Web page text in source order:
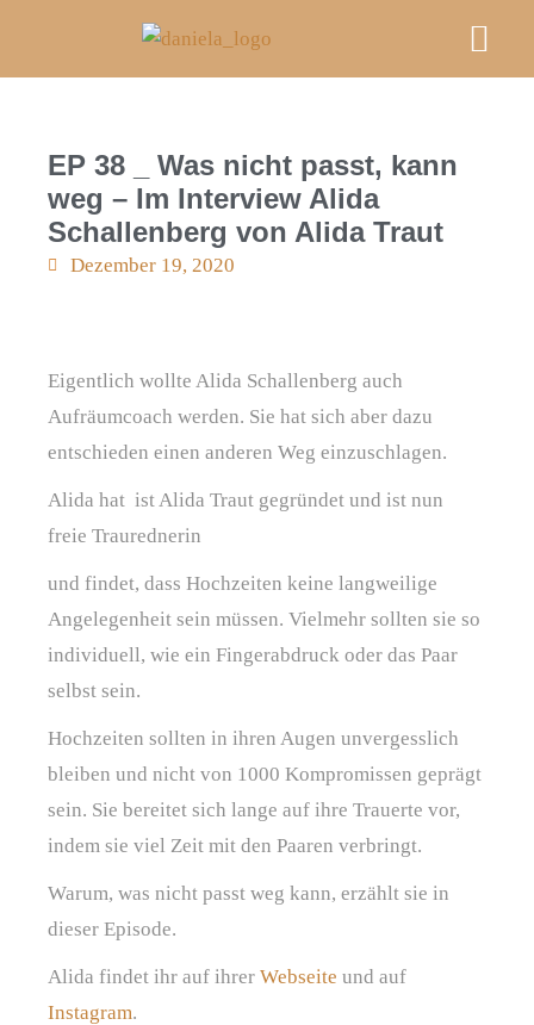
EP 38 _ Was nicht passt, kann
weg – Im Interview Alida
Schallenberg von Alida Traut
Dezember 19, 2020
Eigentlich wollte Alida Schallenberg auch
Aufräumcoach werden. Sie hat sich aber dazu
entschieden einen anderen Weg einzuschlagen.
Alida hat ist Alida Traut gegründet und ist nun
freie Traurednerin
und findet, dass Hochzeiten keine langweilige
Angelegenheit sein müssen. Vielmehr sollten sie so
individuell, wie ein Fingerabdruck oder das Paar
selbst sein.
Hochzeiten sollten in ihren Augen unvergesslich
bleiben und nicht von 1000 Kompromissen geprägt
sein. Sie bereitet sich lange auf ihre Trauerte vor,
indem sie viel Zeit mit den Paaren verbringt.
Warum, was nicht passt weg kann, erzählt sie in
dieser Episode.
Alida findet ihr auf ihrer Webseite und auf
Instagram.